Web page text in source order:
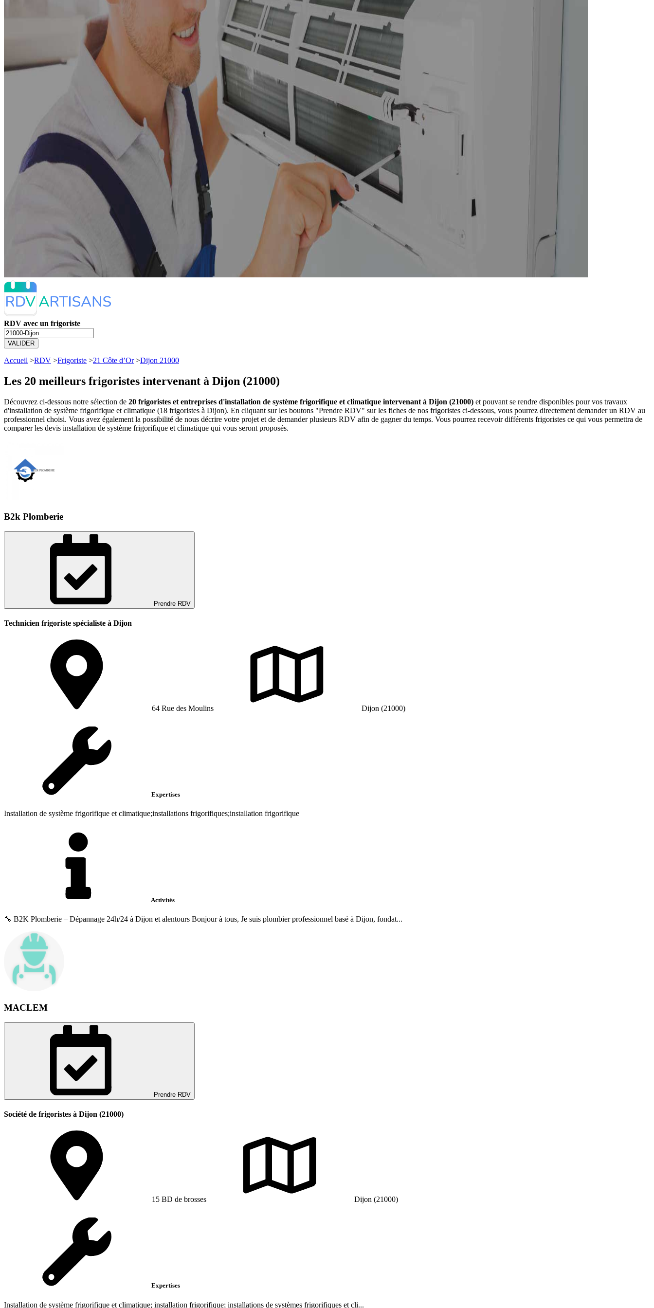
RDV avec un frigoriste
VALIDER
Accueil >RDV >Frigoriste >21 Côte d’Or>Dijon 21000
Les 20 meilleurs frigoristes intervenant à Dijon (21000)
Découvrez ci-dessous notre sélection de 20 frigoristes et entreprises d'installation de système frigorifique et climatique intervenant à Dijon (21000) et pouvant se rendre disponibles pour vos travaux
d'installation de système frigorifique et climatique (18 frigoristes à Dijon). En cliquant sur les boutons "Prendre RDV" sur les fiches de nos frigoristes ci-dessous, vous pourrez directement demander un RDV au
professionnel choisi. Vous avez également la possibilité de nous décrire votre projet et de demander plusieurs RDV afin de gagner du temps. Vous pourrez recevoir différents frigoristes ce qui vous permettra de
comparer les devis installation de système frigorifique et climatique qui vous seront proposés.
B2k Plomberie
Prendre RDV
Technicien frigoriste spécialiste à Dijon
64 Rue des Moulins Dijon (21000)
Expertises
Installation de système frigorifique et climatique;installations frigorifiques;installation frigorifique
Activités
🔧 B2K Plomberie – Dépannage 24h/24 à Dijon et alentours Bonjour à tous, Je suis plombier professionnel basé à Dijon, fondat...
MACLEM
Prendre RDV
Société de frigoristes à Dijon (21000)
15 BD de brosses Dijon (21000)
Expertises
Installation de système frigorifique et climatique; installation frigorifique; installations de systèmes frigorifiques et cli...